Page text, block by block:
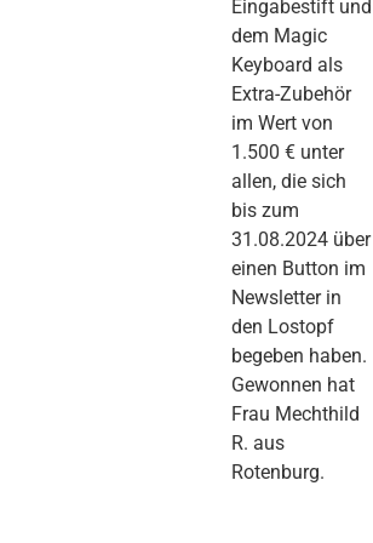
Eingabestift und
dem Magic
Keyboard als
Extra-Zubehör
im Wert von
1.500 € unter
allen, die sich
bis zum
31.08.2024 über
einen Button im
Newsletter in
den Lostopf
begeben haben.
Gewonnen hat
Frau Mechthild
R. aus
Rotenburg.